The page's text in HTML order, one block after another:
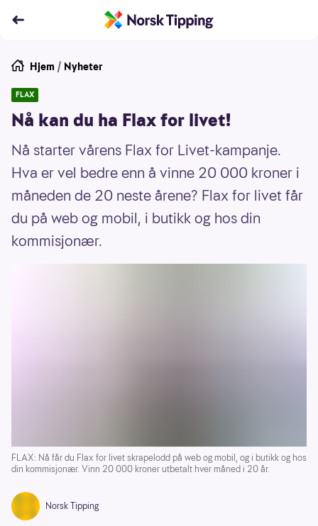
Hjem / Nyheter
FLAX
Nå kan du ha Flax for livet!
Nå starter vårens Flax for Livet-kampanje.
Hva er vel bedre enn å vinne 20 000 kroner i
måneden de 20 neste årene? Flax for livet får
du på web og mobil, i butikk og hos din
kommisjonær.
FLAX: Nå får du Flax for livet skrapelodd på web og mobil, og i butikk og hos
din kommisjonær. Vinn 20 000 kroner utbetalt hver måned i 20 år.
Norsk Tipping